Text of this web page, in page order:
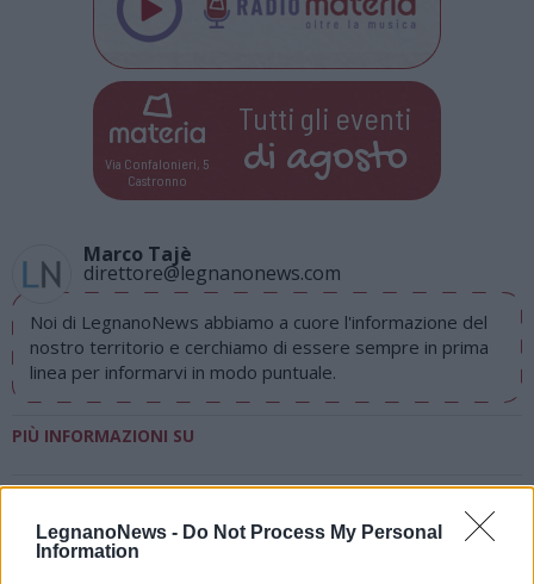
LegnanoNews - Do Not Process My Personal
Information
Via Confalonieri, 5
Castronno
Tutti gli eventi
di agosto
Marco Tajè
direttore@legnanonews.com
Noi di LegnanoNews abbiamo a cuore l'informazione del
nostro territorio e cerchiamo di essere sempre in prima
linea per informarvi in modo puntuale.
PIÙ INFORMAZIONI SU
LEGGI GLI ALTRI ARTICOLI DI
LEGNANO